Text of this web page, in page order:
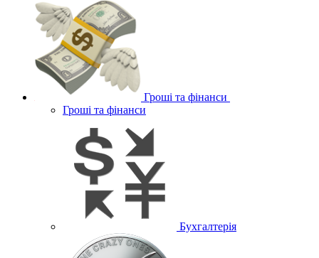
Гроші та фінанси
Гроші та фінанси
Бухгалтерія